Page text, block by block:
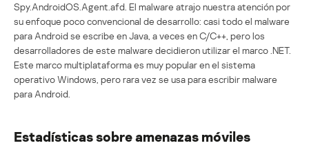
Spy.AndroidOS.Agent.afd. El malware atrajo nuestra atención por
su enfoque poco convencional de desarrollo: casi todo el malware
para Android se escribe en Java, a veces en C/C++, pero los
desarrolladores de este malware decidieron utilizar el marco .NET.
Este marco multiplataforma es muy popular en el sistema
operativo Windows, pero rara vez se usa para escribir malware
para Android.
Estadísticas sobre amenazas móviles